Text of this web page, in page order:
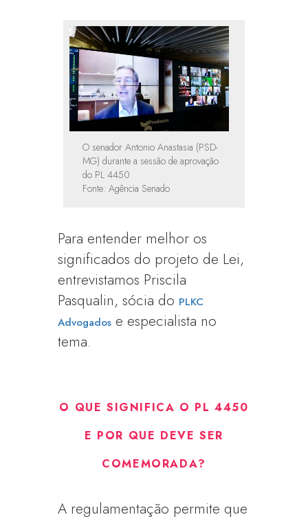
O senador Antonio Anastasia (PSD-
MG) durante a sessão de aprovação
do PL 4450
Fonte: Agência Senado
Para entender melhor os
significados do projeto de Lei,
entrevistamos Priscila
Pasqualin, sócia do PLKC
Advogados e especialista no
tema.
O QUE SIGNIFICA O PL 4450
E POR QUE DEVE SER
COMEMORADA?
A regulamentação permite que